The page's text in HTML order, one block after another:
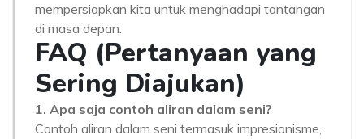
mempersiapkan kita untuk menghadapi tantangan
di masa depan.
FAQ (Pertanyaan yang
Sering Diajukan)
1. Apa saja contoh aliran dalam seni?
Contoh aliran dalam seni termasuk impresionisme,